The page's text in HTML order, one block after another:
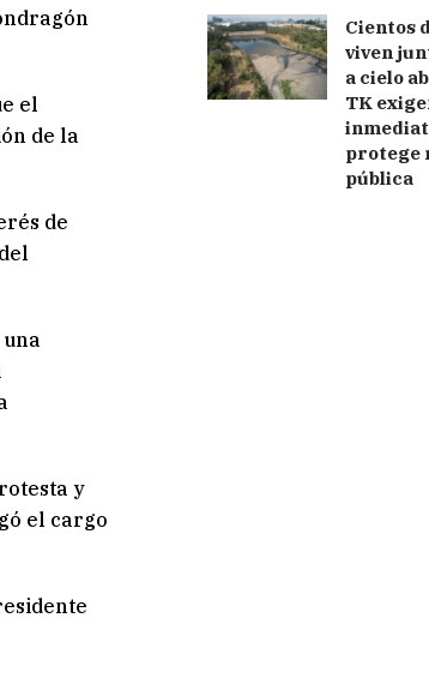
el
de la
de
y
el cargo
Cientos
viven
a cielo
TK
protege
pública